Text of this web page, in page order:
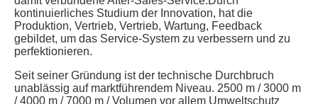
kontinuierliches Studium der Innovation, hat die
Produktion, Vertrieb, Vertrieb, Wartung, Feedback
gebildet, um das Service-System zu verbessern und zu
perfektionieren.
Seit seiner Gründung ist der technische Durchbruch
unablässig auf marktführendem Niveau. 2500 m / 3000 m
/ 4000 m / 7000 m / Volumen vor allem Umweltschutz